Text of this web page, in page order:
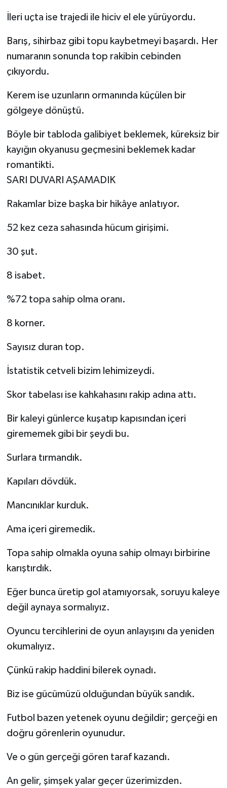
İleri uçta ise trajedi ile hiciv el ele yürüyordu.
Barış, sihirbaz gibi topu kaybetmeyi başardı. Her
numaranın sonunda top rakibin cebinden
çıkıyordu.
Kerem ise uzunların ormanında küçülen bir
gölgeye dönüştü.
Böyle bir tabloda galibiyet beklemek, küreksiz bir
kayığın okyanusu geçmesini beklemek kadar
romantikti.
SARI DUVARI AŞAMADIK
Rakamlar bize başka bir hikâye anlatıyor.
52 kez ceza sahasında hücum girişimi.
30 şut.
8 isabet.
%72 topa sahip olma oranı.
8 korner.
Sayısız duran top.
İstatistik cetveli bizim lehimizeydi.
Skor tabelası ise kahkahasını rakip adına attı.
Bir kaleyi günlerce kuşatıp kapısından içeri
girememek gibi bir şeydi bu.
Surlara tırmandık.
Kapıları dövdük.
Mancınıklar kurduk.
Ama içeri giremedik.
Topa sahip olmakla oyuna sahip olmayı birbirine
karıştırdık.
Eğer bunca üretip gol atamıyorsak, soruyu kaleye
değil aynaya sormalıyız.
Oyuncu tercihlerini de oyun anlayışını da yeniden
okumalıyız.
Çünkü rakip haddini bilerek oynadı.
Biz ise gücümüzü olduğundan büyük sandık.
Futbol bazen yetenek oyunu değildir; gerçeği en
doğru görenlerin oyunudur.
Ve o gün gerçeği gören taraf kazandı.
An gelir, şimşek yalar geçer üzerimizden.